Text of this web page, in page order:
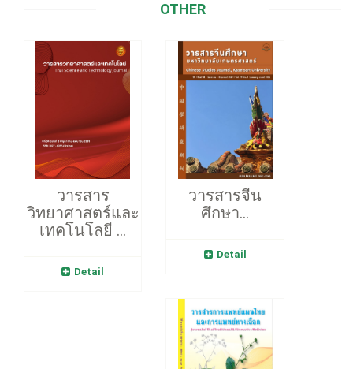
OTHER
วารสาร
วิทยาศาสตร์และ
เทคโนโลยี ...
Detail
วารสารจีน
ศึกษา...
Detail